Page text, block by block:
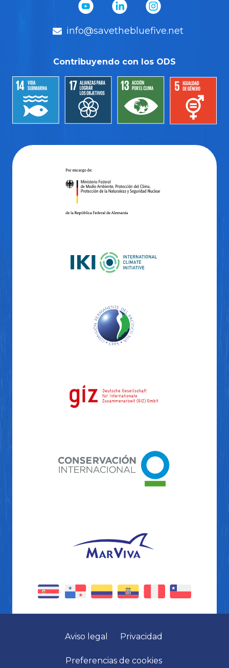
info@savethebluefive.net
Contribuyendo con los ODS
Aviso legal Privacidad
Preferencias de cookies